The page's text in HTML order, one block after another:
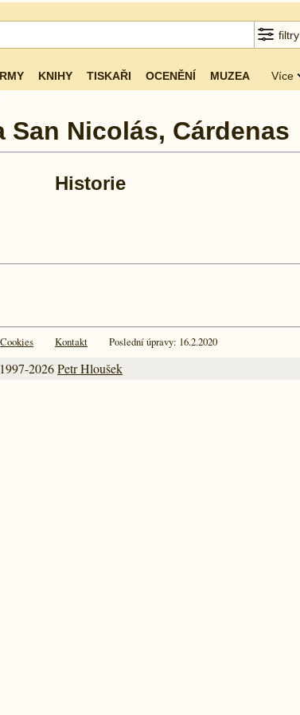
filtry
KNIHY TISKAŘI OCENĚNÍ MUZEA Více
San Nicolás, Cárdenas
Historie
Cookies Kontakt Poslední úpravy: 16.2.2020
2026Petr Hloušek